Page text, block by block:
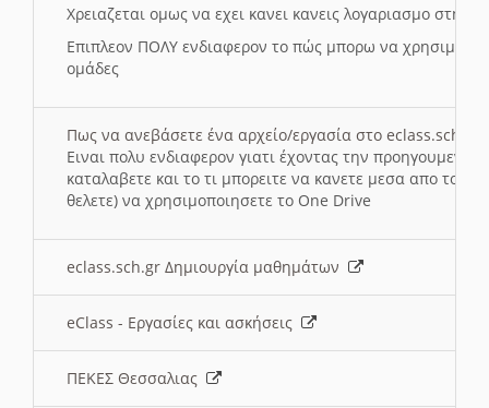
Χρειαζεται ομως να εχει κανει κανεις λογαριασμο στη
Επιπλεον ΠΟΛΥ ενδιαφερον το πώς μπορω να
ομάδες
Πως να ανεβάσετε ένα αρχείο/εργασία στο eclass.sch.gr
Ειναι πολυ ενδιαφερον γιατι έχοντας την
καταλαβετε και το τι μπορειτε να κανετε μεσα απο το
θελετε) να χρησιμοποιησετε το One Drive
eclass.sch.gr Δημιουργία μαθημάτων
eClass - Εργασίες και ασκήσεις
ΠΕΚΕΣ Θεσσαλιας